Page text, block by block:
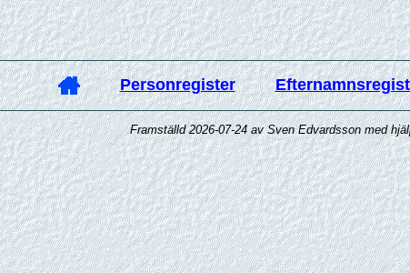
Personregister
Framställd 2026-07-24 av Sven Edvardsson med